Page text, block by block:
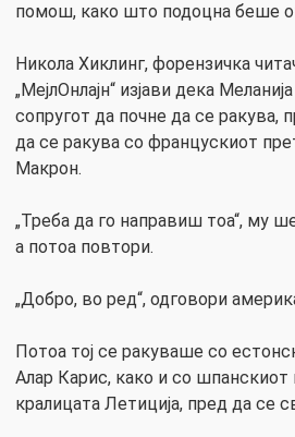
помош, како што подоцна беше
Никола Хиклинг, форензичка
„МејлОнлајн“ изјави дека
сопругот да почне да се ракува,
да се ракува со францускиот
Макрон.
„Треба да го направиш тоа“, му
а потоа повтори.
„Добро, во ред“, одговори
Потоа тој се ракуваше со
Алар Карис, како и со шпанскиот
кралицата Летиција, пред да се